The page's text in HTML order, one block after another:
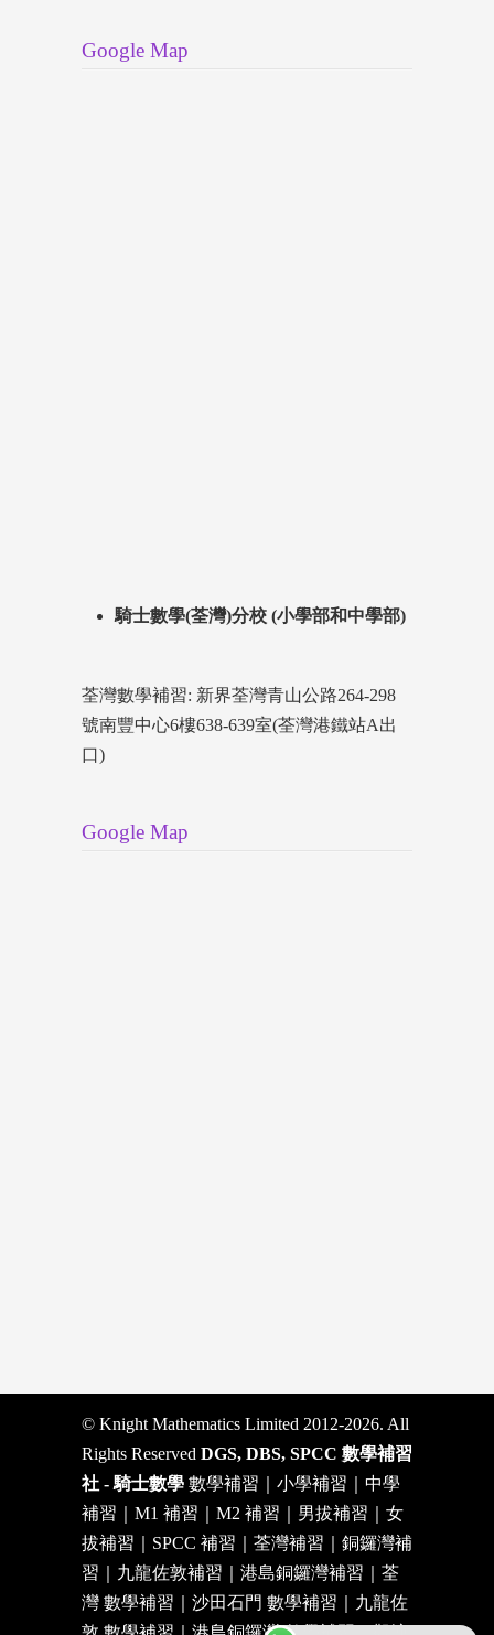
Google Map
騎士數學(荃灣)分校 (小學部和中學部)
荃灣數學補習: 新界荃灣青山公路264-298
號南豐中心6樓638-639室(荃灣港鐵站A出
口)
Google Map
© Knight Mathematics Limited 2012-2026. All
Rights Reserved DGS, DBS, SPCC 數學補習
社 - 騎士數學 數學補習｜小學補習｜中學
補習｜M1 補習｜M2 補習｜男拔補習｜女
拔補習｜SPCC 補習｜荃灣補習｜銅鑼灣補
習｜九龍佐敦補習｜港島銅鑼灣補習｜荃
灣 數學補習｜沙田石門 數學補習｜九龍佐